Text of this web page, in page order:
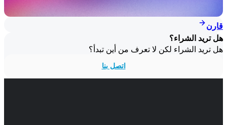
قارن
هل تريد الشراء؟
هل تريد الشراء لكن لا تعرف من أين تبدأ؟
اتصل بنا